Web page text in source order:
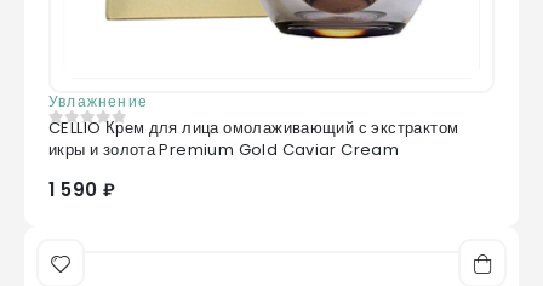
Увлажнение
0из 5
CELLIO Крем для лица омолаживающий с экстрактом
икры и золота Premium Gold Caviar Cream
1 590 ₽